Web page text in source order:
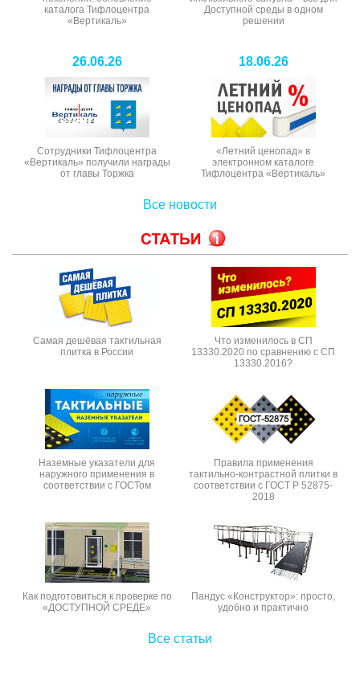
каталога Тифлоцентра
«Вертикаль»
Доступной среды в одном
решении
26.06.26
Сотрудники Тифлоцентра
«Вертикаль» получили награды
от главы Торжка
18.06.26
«Летний ценопад» в
электронном каталоге
Тифлоцентра «Вертикаль»
Все новости
Самая дешёвая тактильная
плитка в России
Что изменилось в СП
13330.2020 по сравнению с СП
13330.2016?
Наземные указатели для
наружного применения в
соответствии с ГОСТом
Правила применения
тактильно-контрастной плитки в
соответствии с ГОСТ Р 52875-
2018
Как подготовиться к проверке по
«ДОСТУПНОЙ СРЕДЕ»
Пандус «Конструктор»: просто,
удобно и практично
Все статьи